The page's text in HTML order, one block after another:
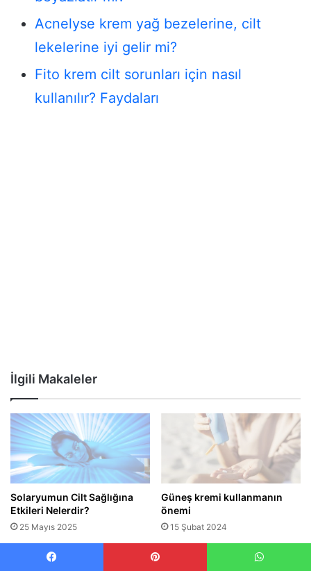
Acnelyse krem yağ bezelerine, cilt
lekelerine iyi gelir mi?
Fito krem cilt sorunları için nasıl
kullanılır? Faydaları
İlgili Makaleler
Solaryumun Cilt Sağlığına
Etkileri Nelerdir?
25 Mayıs 2025
Güneş kremi kullanmanın
önemi
15 Şubat 2024